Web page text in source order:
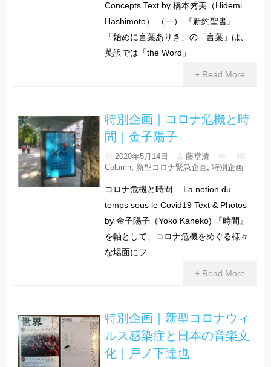
Concepts Text by 橋本秀美（Hidemi
Hashimoto） （一） 『新約聖書』
「始めに言葉ありき」の「言葉」は、
英訳では「the Word」
+ Read More
特別企画｜コロナ危機と時
間｜金子陽子
2020年5月14日
藤堂清
Column, 新型コロナ緊急企画, 特別企画
コロナ危機と時間 La notion du
temps sous le Covid19 Text & Photos
by 金子陽子（Yoko Kaneko) 『時間』
を軸として、コロナ危機をめぐる様々
な場面にフ
+ Read More
特別企画｜新型コロナウィ
ルス感染症と日本の音楽文
化｜戸ノ下達也